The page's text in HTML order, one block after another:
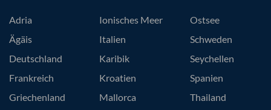
Adria
Ägäis
Deutschland
Frankreich
Griechenland
Ionisches Meer
Italien
Karibik
Kroatien
Mallorca
Ostsee
Schweden
Seychellen
Spanien
Thailand